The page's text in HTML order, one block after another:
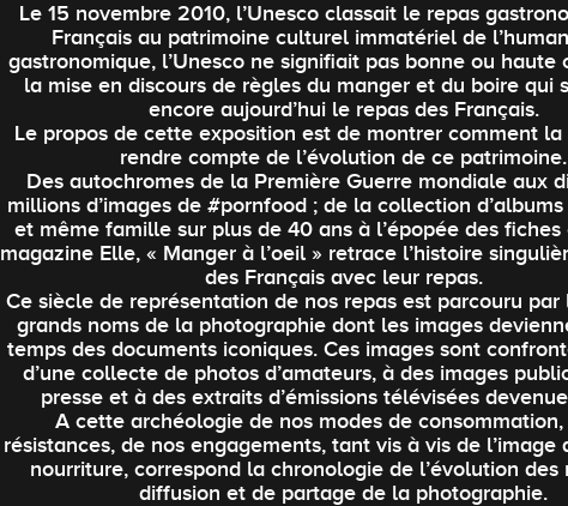
Le 15 novembre 2010, l’Unesco classait le repas
Français au patrimoine culturel immatériel de
gastronomique, l’Unesco ne signifiait pas bonne ou haute
la mise en discours de règles du manger et du boire qui
encore aujourd’hui le repas des Français.
Le propos de cette exposition est de montrer comment
rendre compte de l’évolution de ce patrimoine.
Des autochromes de la Première Guerre mondiale aux
millions d’images de #pornfood ; de la collection d’albums
et même famille sur plus de 40 ans à l’épopée des fiches
magazine Elle, « Manger à l’oeil » retrace l’histoire
des Français avec leur repas.
Ce siècle de représentation de nos repas est parcouru par
grands noms de la photographie dont les images
temps des documents iconiques. Ces images sont
d’une collecte de photos d’amateurs, à des images
presse et à des extraits d’émissions télévisées
A cette archéologie de nos modes de consommation,
résistances, de nos engagements, tant vis à vis de l’image
nourriture, correspond la chronologie de l’évolution des
diffusion et de partage de la photographie.